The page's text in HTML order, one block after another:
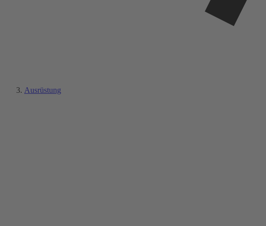
Ausrüstung